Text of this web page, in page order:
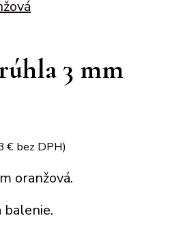
3 mm
€ bez DPH)
oranžová.
balenie.